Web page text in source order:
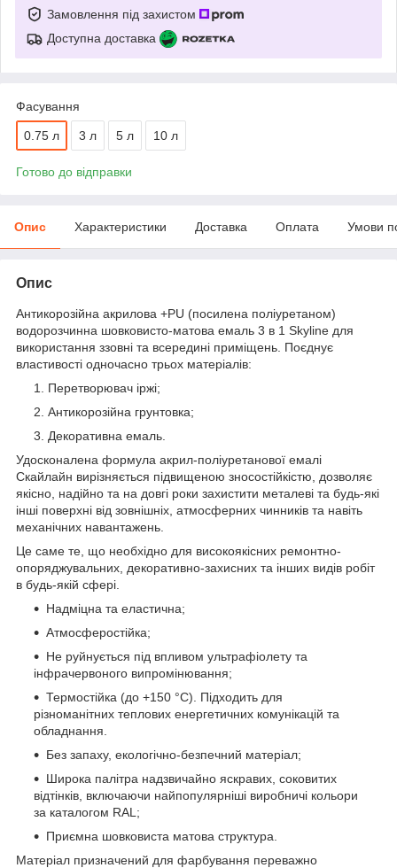
Замовлення під захистом
Доступна доставка
Фасування
0.75 л 3 л 5 л 10 л
Готово до відправки
Опис Характеристики Доставка Оплата Умови
Опис
Антикорозійна акрилова +PU (посилена поліуретаном)
водорозчинна шовковисто-матова емаль 3 в 1 Skyline для
використання ззовні та всередині приміщень. Поєднує
властивості одночасно трьох матеріалів:
Перетворювач іржі;
Антикорозійна грунтовка;
Декоративна емаль.
Удосконалена формула акрил-поліуретанової емалі
Скайлайн вирізняється підвищеною зносостійкістю, дозволяє
якісно, надійно та на довгі роки захистити металеві та будь-які
інші поверхні від зовнішніх, атмосферних чинників та навіть
механічних навантажень.
Це саме те, що необхідно для високоякісних ремонтно-
опоряджувальних, декоративно-захисних та інших видів робіт
в будь-якій сфері.
Надміцна та еластична;
Атмосферостійка;
Не руйнується під впливом ультрафіолету та
інфрачервоного випромінювання;
Термостійка (до +150 °С). Підходить для
різноманітних теплових енергетичних комунікацій та
обладнання.
Без запаху, екологічно-безпечний матеріал;
Широка палітра надзвичайно яскравих, соковитих
відтінків, включаючи найпопулярніші виробничі кольори
за каталогом RAL;
Приємна шовковиста матова структура.
Матеріал призначений для фарбування переважно